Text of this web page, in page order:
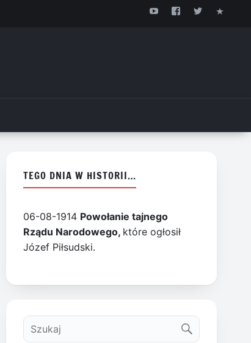
TEGO DNIA W HISTORII…
06-08-1914 Powołanie tajnego
Rządu Narodowego, które ogłosił
Józef Piłsudski.